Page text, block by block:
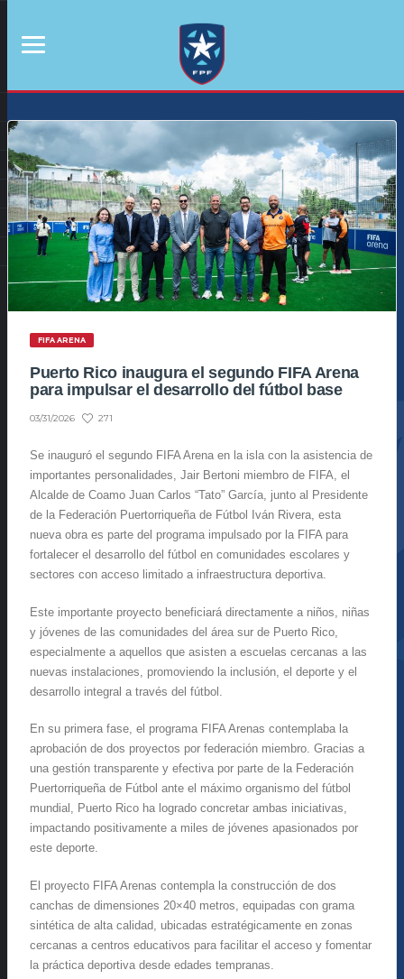
FIFA ARENA
Puerto Rico inaugura el segundo FIFA Arena
para impulsar el desarrollo del fútbol base
03/31/2026 271
Se inauguró el segundo FIFA Arena en la isla con la asistencia de
importantes personalidades, Jair Bertoni miembro de FIFA, el
Alcalde de Coamo Juan Carlos “Tato” García, junto al Presidente
de la Federación Puertorriqueña de Fútbol Iván Rivera, esta
nueva obra es parte del programa impulsado por la FIFA para
fortalecer el desarrollo del fútbol en comunidades escolares y
sectores con acceso limitado a infraestructura deportiva.
Este importante proyecto beneficiará directamente a niños, niñas
y jóvenes de las comunidades del área sur de Puerto Rico,
especialmente a aquellos que asisten a escuelas cercanas a las
nuevas instalaciones, promoviendo la inclusión, el deporte y el
desarrollo integral a través del fútbol.
En su primera fase, el programa FIFA Arenas contemplaba la
aprobación de dos proyectos por federación miembro. Gracias a
una gestión transparente y efectiva por parte de la Federación
Puertorriqueña de Fútbol ante el máximo organismo del fútbol
mundial, Puerto Rico ha logrado concretar ambas iniciativas,
impactando positivamente a miles de jóvenes apasionados por
este deporte.
El proyecto FIFA Arenas contempla la construcción de dos
canchas de dimensiones 20×40 metros, equipadas con grama
sintética de alta calidad, ubicadas estratégicamente en zonas
cercanas a centros educativos para facilitar el acceso y fomentar
la práctica deportiva desde edades tempranas.